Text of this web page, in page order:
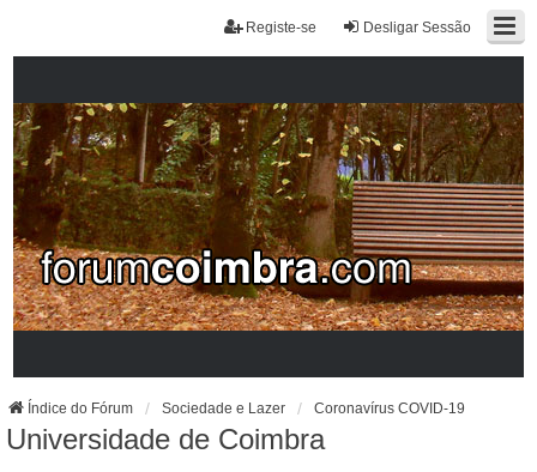
Desligar Sessão
Registe-se
Índice do Fórum Sociedade e Lazer Coronavírus COVID-19
Universidade de Coimbra